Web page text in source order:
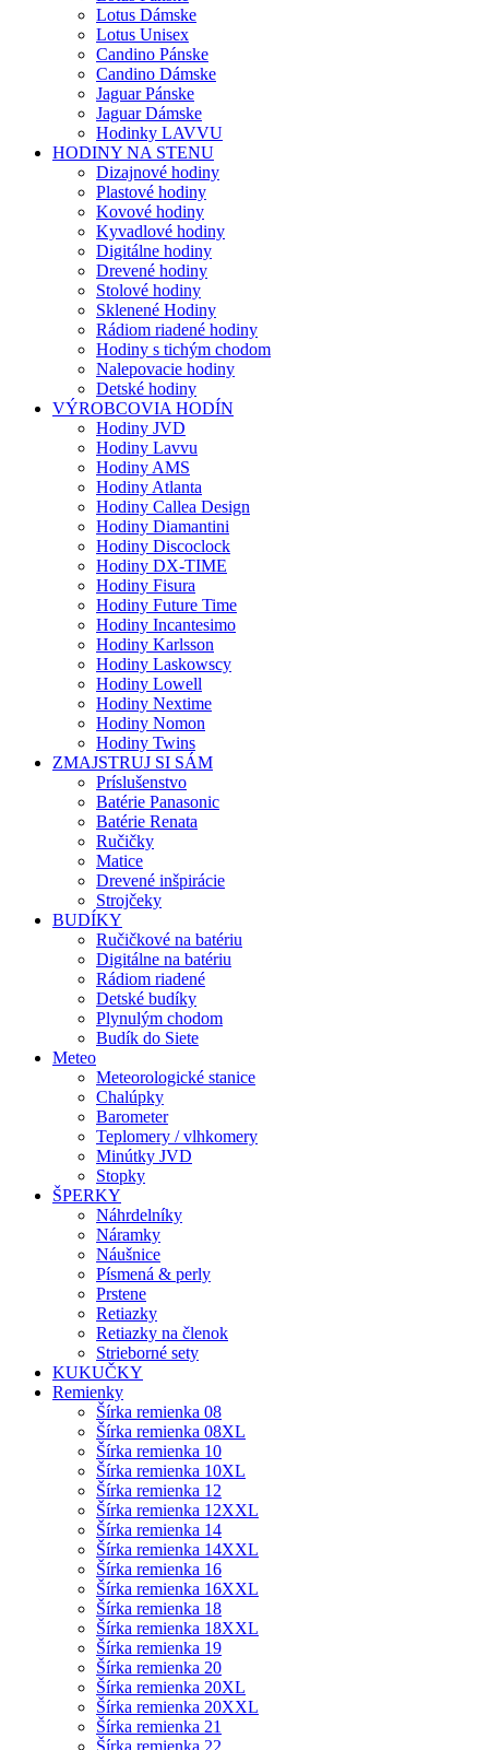
Lotus Dámske
Lotus Unisex
Candino Pánske
Candino Dámske
Jaguar Pánske
Jaguar Dámske
Hodinky LAVVU
HODINY NA STENU
Dizajnové hodiny
Plastové hodiny
Kovové hodiny
Kyvadlové hodiny
Digitálne hodiny
Drevené hodiny
Stolové hodiny
Sklenené Hodiny
Rádiom riadené hodiny
Hodiny s tichým chodom
Nalepovacie hodiny
Detské hodiny
VÝROBCOVIA HODÍN
Hodiny JVD
Hodiny Lavvu
Hodiny AMS
Hodiny Atlanta
Hodiny Callea Design
Hodiny Diamantini
Hodiny Discoclock
Hodiny DX-TIME
Hodiny Fisura
Hodiny Future Time
Hodiny Incantesimo
Hodiny Karlsson
Hodiny Laskowscy
Hodiny Lowell
Hodiny Nextime
Hodiny Nomon
Hodiny Twins
ZMAJSTRUJ SI SÁM
Príslušenstvo
Batérie Panasonic
Batérie Renata
Ručičky
Matice
Drevené inšpirácie
Strojčeky
BUDÍKY
Ručičkové na batériu
Digitálne na batériu
Rádiom riadené
Detské budíky
Plynulým chodom
Budík do Siete
Meteo
Meteorologické stanice
Chalúpky
Barometer
Teplomery / vlhkomery
Minútky JVD
Stopky
ŠPERKY
Náhrdelníky
Náramky
Náušnice
Písmená & perly
Prstene
Retiazky
Retiazky na členok
Strieborné sety
KUKUČKY
Remienky
Šírka remienka 08
Šírka remienka 08XL
Šírka remienka 10
Šírka remienka 10XL
Šírka remienka 12
Šírka remienka 12XXL
Šírka remienka 14
Šírka remienka 14XXL
Šírka remienka 16
Šírka remienka 16XXL
Šírka remienka 18
Šírka remienka 18XXL
Šírka remienka 19
Šírka remienka 20
Šírka remienka 20XL
Šírka remienka 20XXL
Šírka remienka 21
Šírka remienka 22